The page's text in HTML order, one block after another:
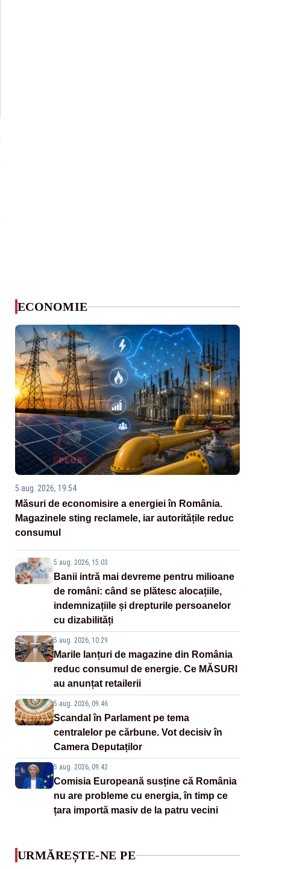
ECONOMIE
5 aug. 2026, 19:54
Măsuri de economisire a energiei în România.
Magazinele sting reclamele, iar autoritățile reduc
consumul
5 aug. 2026, 15:03
Banii intră mai devreme pentru milioane
de români: când se plătesc alocațiile,
indemnizațiile și drepturile persoanelor
cu dizabilități
5 aug. 2026, 10:29
Marile lanțuri de magazine din România
reduc consumul de energie. Ce MĂSURI
au anunțat retailerii
5 aug. 2026, 09:46
Scandal în Parlament pe tema
centralelor pe cărbune. Vot decisiv în
Camera Deputaților
5 aug. 2026, 09:42
Comisia Europeană susține că România
nu are probleme cu energia, în timp ce
țara importă masiv de la patru vecini
URMĂREȘTE-NE PE